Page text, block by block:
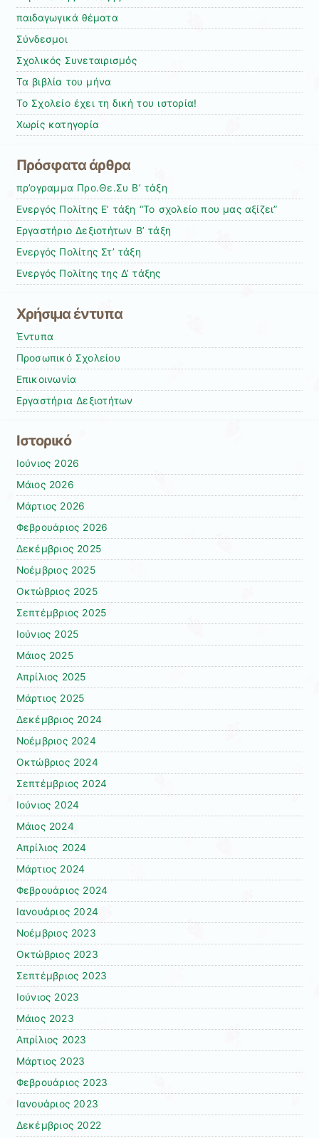
παιδαγωγικά θέματα
Σύνδεσμοι
Σχολικός Συνεταιρισμός
Τα βιβλία του μήνα
Το Σχολείο έχει τη δική του ιστορία!
Χωρίς κατηγορία
Πρόσφατα άρθρα
πρ’ογραμμα Προ.Θε.Συ Β’ τάξη
Ενεργός Πολίτης Ε’ τάξη “Το σχολείο που μας αξίζει”
Εργαστήριο Δεξιοτήτων Β’ τάξη
Ενεργός Πολίτης Στ’ τάξη
Ενεργός Πολίτης της Δ’ τάξης
Χρήσιμα έντυπα
Έντυπα
Προσωπικό Σχολείου
Επικοινωνία
Εργαστήρια Δεξιοτήτων
Ιστορικό
Ιούνιος 2026
Μάιος 2026
Μάρτιος 2026
Φεβρουάριος 2026
Δεκέμβριος 2025
Νοέμβριος 2025
Οκτώβριος 2025
Σεπτέμβριος 2025
Ιούνιος 2025
Μάιος 2025
Απρίλιος 2025
Μάρτιος 2025
Δεκέμβριος 2024
Νοέμβριος 2024
Οκτώβριος 2024
Σεπτέμβριος 2024
Ιούνιος 2024
Μάιος 2024
Απρίλιος 2024
Μάρτιος 2024
Φεβρουάριος 2024
Ιανουάριος 2024
Νοέμβριος 2023
Οκτώβριος 2023
Σεπτέμβριος 2023
Ιούνιος 2023
Μάιος 2023
Απρίλιος 2023
Μάρτιος 2023
Φεβρουάριος 2023
Ιανουάριος 2023
Δεκέμβριος 2022